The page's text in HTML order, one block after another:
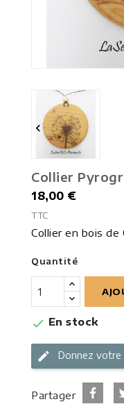

Collier
18,00 €
TTC
Collier en bois
Quantité
 En stock
Donnez votre
Partager